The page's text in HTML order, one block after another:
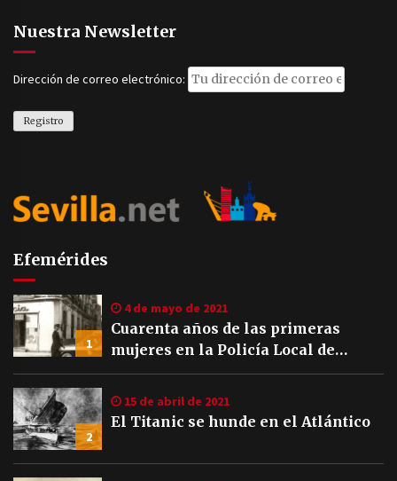
Nuestra Newsletter
Dirección de correo electrónico:
Efemérides
1
4 de mayo de 2021
Cuarenta años de las primeras
mujeres en la Policía Local de
Sevilla
2
15 de abril de 2021
El Titanic se hunde en el Atlántico